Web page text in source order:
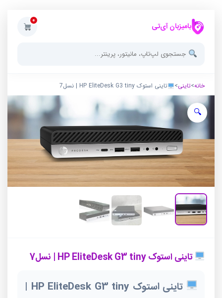
بامیزبان آی‌تی
0
خانه>تاینی> تاینی استوک HP EliteDesk G3 tiny | نسل7
تاینی استوک HP EliteDesk G3 tiny | نسل7
تاینی استوک HP EliteDesk G3 tiny |